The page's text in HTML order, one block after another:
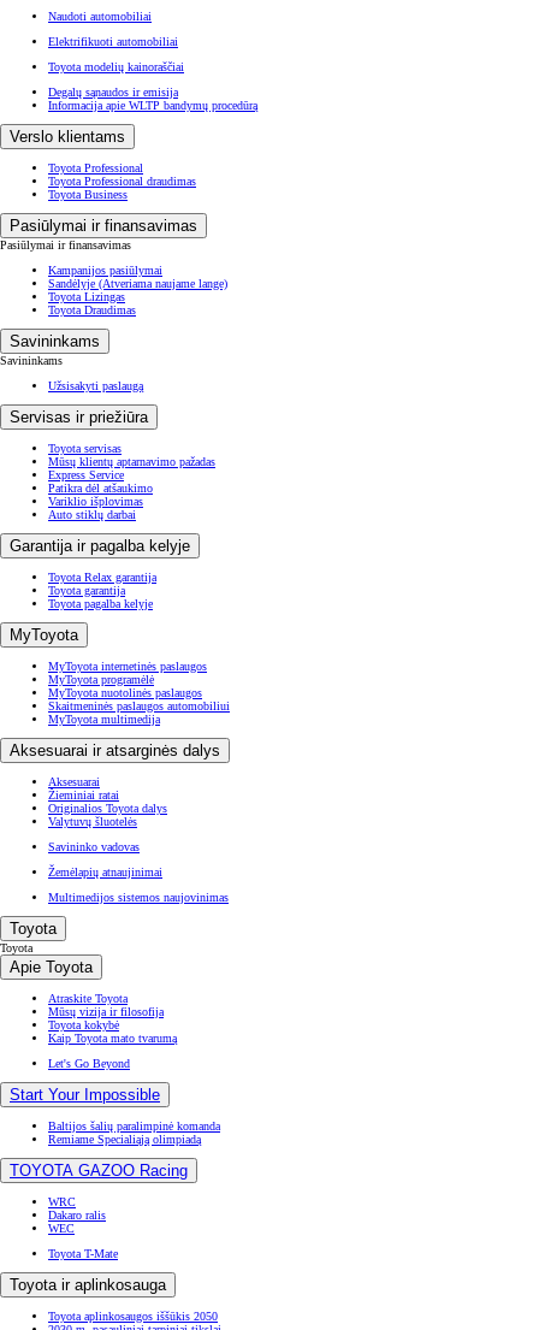
Naudoti automobiliai
Elektrifikuoti automobiliai
Toyota modelių kainoraščiai
Degalų sąnaudos ir emisija
Informacija apie WLTP bandymų procedūrą
Verslo klientams
Toyota Professional
Toyota Professional draudimas
Toyota Business
Pasiūlymai ir finansavimas
Pasiūlymai ir finansavimas
Kampanijos pasiūlymai
Sandėlyje (Atveriama naujame lange)
Toyota Lizingas
Toyota Draudimas
Savininkams
Savininkams
Užsisakyti paslaugą
Servisas ir priežiūra
Toyota servisas
Mūsų klientų aptarnavimo pažadas
Express Service
Patikra dėl atšaukimo
Variklio išplovimas
Auto stiklų darbai
Garantija ir pagalba kelyje
Toyota Relax garantija
Toyota garantija
Toyota pagalba kelyje
MyToyota
MyToyota internetinės paslaugos
MyToyota programėlė
MyToyota nuotolinės paslaugos
Skaitmeninės paslaugos automobiliui
MyToyota multimedija
Aksesuarai ir atsarginės dalys
Aksesuarai
Žieminiai ratai
Originalios Toyota dalys
Valytuvų šluotelės
Savininko vadovas
Žemėlapių atnaujinimai
Multimedijos sistemos naujovinimas
Toyota
Toyota
Apie Toyota
Atraskite Toyota
Mūsų vizija ir filosofija
Toyota kokybė
Kaip Toyota mato tvarumą
Let's Go Beyond
Start Your Impossible
Baltijos šalių paralimpinė komanda
Remiame Specialiąją olimpiadą
TOYOTA GAZOO Racing
WRC
Dakaro ralis
WEC
Toyota T-Mate
Toyota ir aplinkosauga
Toyota aplinkosaugos iššūkis 2050